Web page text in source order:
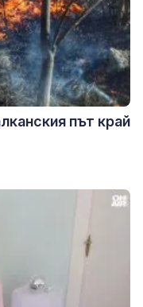
път край